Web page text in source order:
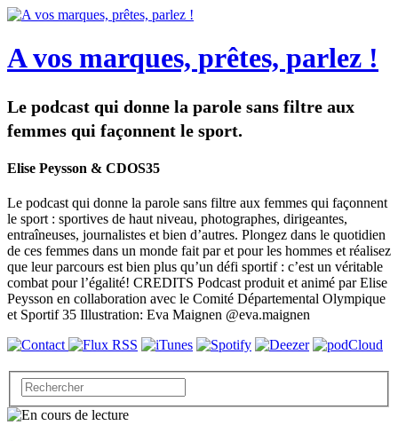
A vos marques, prêtes, parlez !
Le podcast qui donne la parole sans filtre aux
femmes qui façonnent le sport.
Elise Peysson & CDOS35
Le podcast qui donne la parole sans filtre aux femmes qui façonnent
le sport : sportives de haut niveau, photographes, dirigeantes,
entraîneuses, journalistes et bien d’autres. Plongez dans le quotidien
de ces femmes dans un monde fait par et pour les hommes et réalisez
que leur parcours est bien plus qu’un défi sportif : c’est un véritable
combat pour l’égalité! CREDITS Podcast produit et animé par Elise
Peysson en collaboration avec le Comité Départemental Olympique
et Sportif 35 Illustration: Eva Maignen @eva.maignen